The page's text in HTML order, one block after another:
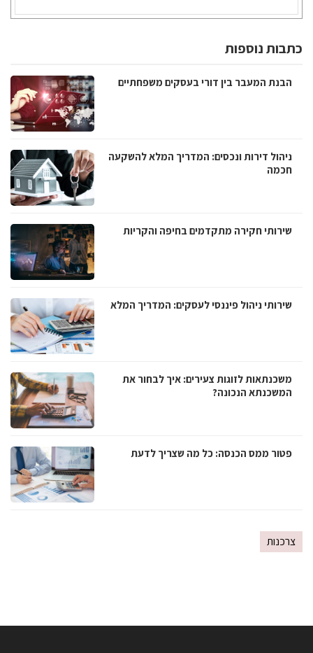
כתבות נוספות
הבנת המעבר בין דורי בעסקים משפחתיים
ניהול דירות ונכסים: המדריך המלא להשקעה
חכמה
שירותי חקירה מתקדמים בחיפה והקריות
שירותי ניהול פיננסי לעסקים: המדריך המלא
משכנתאות לזוגות צעירים: איך לבחור את
המשכנתא הנכונה?
פטור ממס הכנסה: כל מה שצריך לדעת
צרכנות